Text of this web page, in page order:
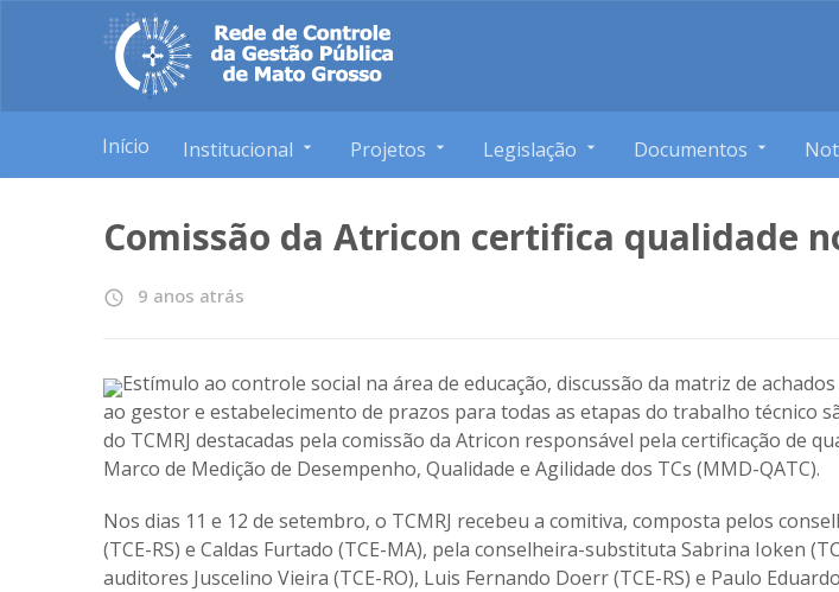
Início Institucional Projetos Legislação Documentos
Comissão da Atricon certifica qualidade
access_time 9 anos atrás
Estímulo ao controle social na área de educação, discussão da matriz de
ao gestor e estabelecimento de prazos para todas as etapas do trabalho técnico
do TCMRJ destacadas pela comissão da Atricon responsável pela certificação de
Marco de Medição de Desempenho, Qualidade e Agilidade dos TCs (MMD-QATC).
Nos dias 11 e 12 de setembro, o TCMRJ recebeu a comitiva, composta pelos
(TCE-RS) e Caldas Furtado (TCE-MA), pela conselheira-substituta Sabrina Ioken
auditores Juscelino Vieira (TCE-RO), Luis Fernando Doerr (TCE-RS) e Paulo